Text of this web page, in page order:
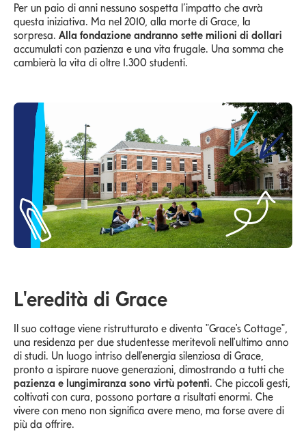
Per un paio di anni nessuno sospetta l’impatto che avrà
questa iniziativa. Ma nel 2010, alla morte di Grace, la
sorpresa. Alla fondazione andranno sette milioni di dollari
accumulati con pazienza e una vita frugale. Una somma che
cambierà la vita di oltre 1.300 studenti.
L'eredità di Grace
Il suo cottage viene ristrutturato e diventa "Grace's Cottage",
una residenza per due studentesse meritevoli nell'ultimo anno
di studi. Un luogo intriso dell'energia silenziosa di Grace,
pronto a ispirare nuove generazioni, dimostrando a tutti che
pazienza e lungimiranza sono virtù potenti. Che piccoli gesti,
coltivati con cura, possono portare a risultati enormi. Che
vivere con meno non significa avere meno, ma forse avere di
più da offrire.